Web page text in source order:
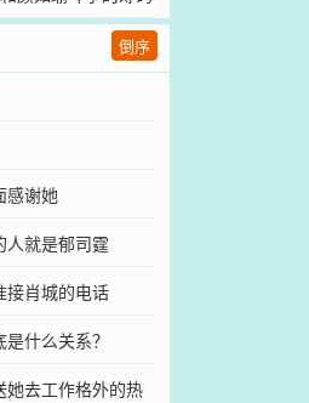
倒序
感谢她
人就是郁司霆
接肖城的电话
什么关系？
去工作格外的热